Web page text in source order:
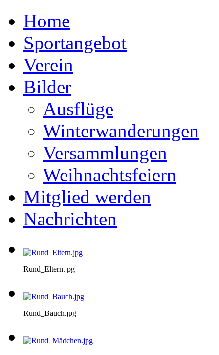
Home
Sportangebot
Verein
Bilder
Ausflüge
Winterwanderungen
Versammlungen
Weihnachtsfeiern
Mitglied werden
Nachrichten
Rund_Eltern.jpg
Rund_Bauch.jpg